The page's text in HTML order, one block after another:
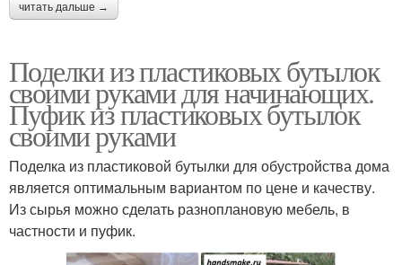
читать дальше →
Поделки из пластиковых бутылок
своими руками для начинающих.
Пуфик из пластиковых бутылок
своими руками
Поделка из пластиковой бутылки для обустройства дома
является оптимальным вариантом по цене и качеству.
Из сырья можно сделать разноплановую мебель, в
частности и пуфик.